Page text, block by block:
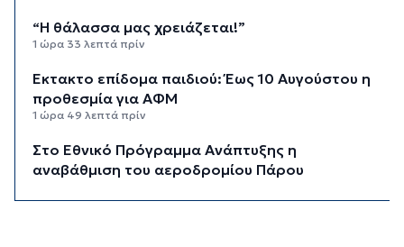
“Η θάλασσα μας χρειάζεται!”
1 ώρα 33 λεπτά πρίν
Έκτακτο επίδομα παιδιού: Έως 10 Αυγούστου η
προθεσμία για ΑΦΜ
1 ώρα 49 λεπτά πρίν
Στο Εθνικό Πρόγραμμα Ανάπτυξης η
αναβάθμιση του αεροδρομίου Πάρου